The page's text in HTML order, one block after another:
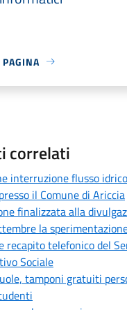
correlati
interruzione flusso
il Comune di Ariccia
finalizzata alla
la
recapito telefonico del
Sociale
tamponi gratuiti